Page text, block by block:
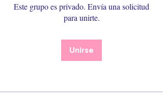
Este grupo es privado. Envía una solicitud
para unirte.
Unirse